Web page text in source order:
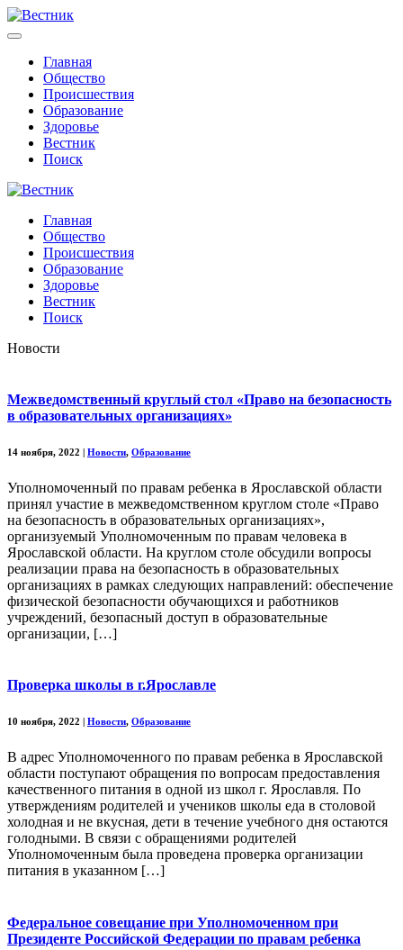
Главная
Общество
Происшествия
Образование
Здоровье
Вестник
Поиск
Главная
Общество
Происшествия
Образование
Здоровье
Вестник
Поиск
Новости
Межведомственный круглый стол «Право на безопасность
в образовательных организациях»
14 ноября, 2022 Новости, Образование
Уполномоченный по правам ребенка в Ярославской области
принял участие в межведомственном круглом столе «Право
на безопасность в образовательных организациях»,
организуемый Уполномоченным по правам человека в
Ярославской области. На круглом столе обсудили вопросы
реализации права на безопасность в образовательных
организациях в рамках следующих направлений: обеспечение
физической безопасности обучающихся и работников
учреждений, безопасный доступ в образовательные
организации, […]
Проверка школы в г.Ярославле
10 ноября, 2022 Новости, Образование
В адрес Уполномоченного по правам ребенка в Ярославской
области поступают обращения по вопросам предоставления
качественного питания в одной из школ г. Ярославля. По
утверждениям родителей и учеников школы еда в столовой
холодная и не вкусная, дети в течение учебного дня остаются
голодными. В связи с обращениями родителей
Уполномоченным была проведена проверка организации
питания в указанном […]
Федеральное совещание при Уполномоченном при
Президенте Российской Федерации по правам ребенка